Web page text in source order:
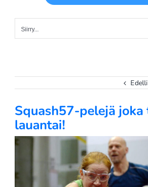
Siirry...
Squash57-pelejä joka
lauantai!
Katso
isompana